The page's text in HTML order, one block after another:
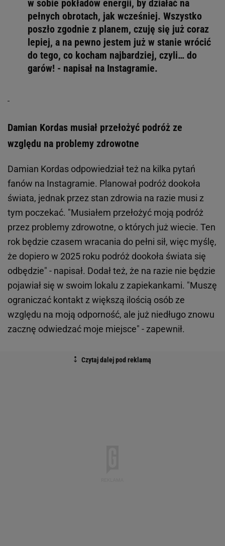
w sobie pokładów energii, by działać na
pełnych obrotach, jak wcześniej. Wszystko
poszło zgodnie z planem, czuję się już coraz
lepiej, a na pewno jestem już w stanie wrócić
do tego, co kocham najbardziej, czyli… do
garów! - napisał na Instagramie.
Damian Kordas musiał przełożyć podróż ze
względu na problemy zdrowotne
Damian Kordas odpowiedział też na kilka pytań
fanów na Instagramie. Planował podróż dookoła
świata, jednak przez stan zdrowia na razie musi z
tym poczekać. "Musiałem przełożyć moją podróż
przez problemy zdrowotne, o których już wiecie. Ten
rok będzie czasem wracania do pełni sił, więc myślę,
że dopiero w 2025 roku podróż dookoła świata się
odbędzie" - napisał. Dodał też, że na razie nie będzie
pojawiał się w swoim lokalu z zapiekankami. "Muszę
ograniczać kontakt z większą ilością osób ze
względu na moją odporność, ale już niedługo znowu
zacznę odwiedzać moje miejsce" - zapewnił.